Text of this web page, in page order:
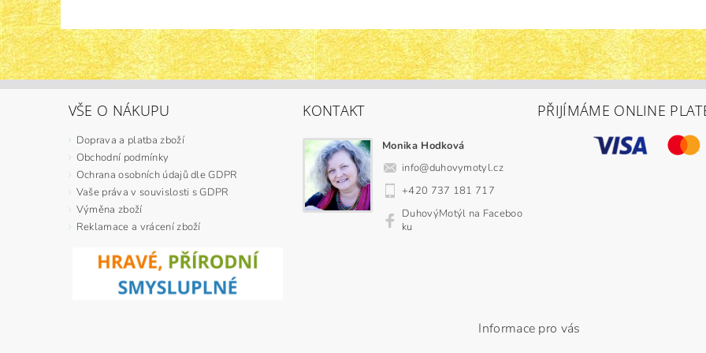
VŠE O NÁKUPU
Doprava a platba zboží
Obchodní podmínky
Ochrana osobních údajů dle GDPR
Vaše práva v souvislosti s GDPR
Výměna zboží
Reklamace a vrácení zboží
KONTAKT
Monika Hodková
info@duhovymotyl.cz
+420 737 181 717
DuhovýMotýl na Faceboo
ku
PŘIJÍMÁME ONLINE
Informace pro vás